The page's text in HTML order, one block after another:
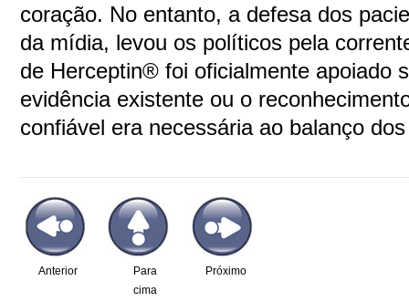
coração. No entanto, a defesa dos
da mídia, levou os políticos pela
de Herceptin® foi oficialmente apoiado
evidência existente ou o
confiável era necessária ao balanço
Para
cima
Anterior Próximo